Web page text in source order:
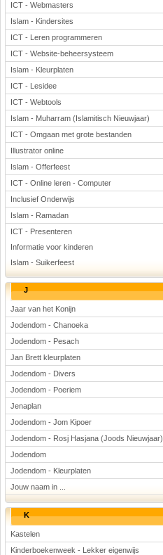
ICT - Webmasters
Islam - Kindersites
ICT - Leren programmeren
ICT - Website-beheersysteem
Islam - Kleurplaten
ICT - Lesidee
ICT - Webtools
Islam - Muharram (Islamitisch Nieuwjaar)
ICT - Omgaan met grote bestanden
Illustrator online
Islam - Offerfeest
ICT - Online leren - Computer
Inclusief Onderwijs
Islam - Ramadan
ICT - Presenteren
Informatie voor kinderen
Islam - Suikerfeest
J
Jaar van het Konijn
Jodendom - Chanoeka
Jodendom - Pesach
Jan Brett kleurplaten
Jodendom - Divers
Jodendom - Poeriem
Jenaplan
Jodendom - Jom Kipoer
Jodendom - Rosj Hasjana (Joods Nieuwjaar)
Jodendom
Jodendom - Kleurplaten
Jouw naam in ...
K
Kastelen
Kinderboekenweek - Lekker eigenwijs